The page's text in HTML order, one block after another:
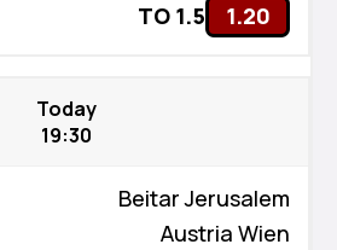
TO 1.5 1.20
Today
19:30
Beitar Jerusalem
Austria Wien